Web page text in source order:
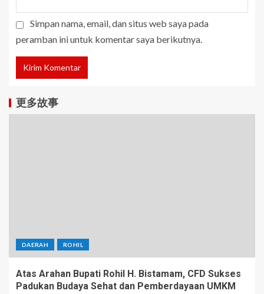
Simpan nama, email, dan situs web saya pada
peramban ini untuk komentar saya berikutnya.
更多故事
DAERAH ROHIL
Atas Arahan Bupati Rohil H. Bistamam, CFD Sukses
Padukan Budaya Sehat dan Pemberdayaan UMKM